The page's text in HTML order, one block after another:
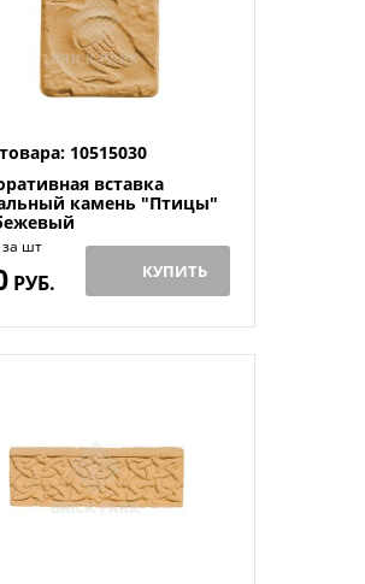
10515030
вставка
камень "Птицы"
шт
РУБ. КУПИТЬ